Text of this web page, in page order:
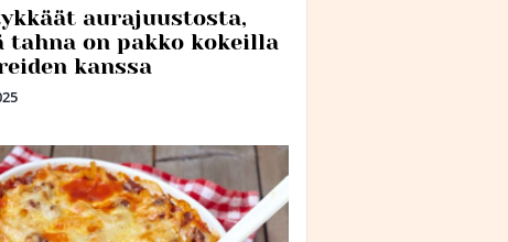
aurajuustosta,
tahna on pakko kokeilla
kanssa